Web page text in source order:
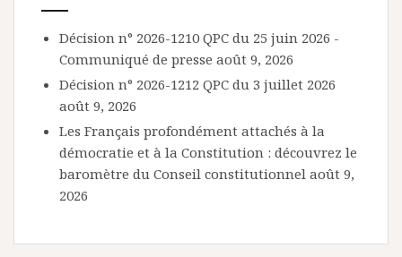
Décision n° 2026-1210 QPC du 25 juin 2026 -
Communiqué de presse août 9, 2026
Décision n° 2026-1212 QPC du 3 juillet 2026
août 9, 2026
Les Français profondément attachés à la
démocratie et à la Constitution : découvrez le
baromètre du Conseil constitutionnel août 9,
2026